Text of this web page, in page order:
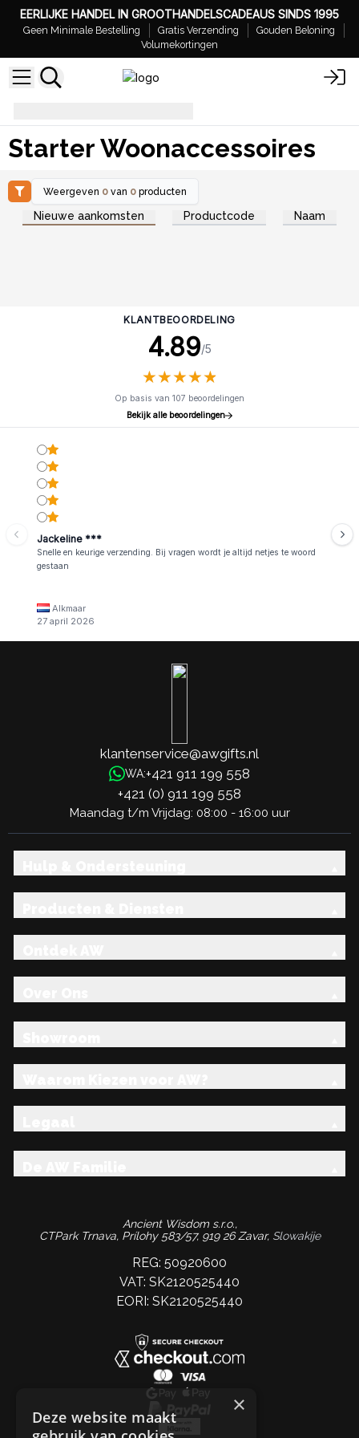
EERLIJKE HANDEL IN GROOTHANDELSCADEAUS SINDS 1995
Geen Minimale Bestelling Gratis Verzending
Gouden Beloning
Volumekortingen
Starter Woonaccessoires
Weergeven 0 van 0 producten
Nieuwe aankomsten Productcode Naam
KLANTBEOORDELING
4.89/5
★★★★★
★★★★★
Op basis van 107 beoordelingen
Bekijk alle beoordelingen
Jackeline ***
Snelle en keurige verzending. Bij vragen wordt je altijd netjes te woord
gestaan
Alkmaar
27 april 2026
klantenservice@awgifts.nl
WA:+421 911 199 558
+421 (0) 911 199 558
Maandag t/m Vrijdag: 08:00 - 16:00 uur
Ancient Wisdom s.r.o.,
CTPark Trnava, Prílohy 583/57, 919 26 Zavar, Slowakije
REG: 50920600
VAT: SK2120525440
EORI: SK2120525440
×
Deze website maakt